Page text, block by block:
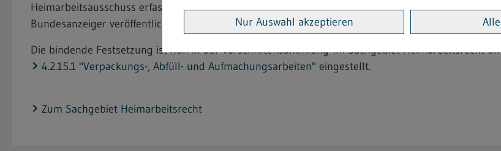
Heimarbeitsausschuss erfasst werden, mit Verpackungs-, Abfüll-, Aufmachungs- und sonstigen
Bundesanzeiger veröffentlicht und ist bereits am 01.01.2025 in Kraft getreten.
Die bindende Festsetzung ist nun in der Vorschriftensammlung im Sachgebiet Heimarbeitsrecht
4.2.15.1 "Verpackungs-, Abfüll- und Aufmachungsarbeiten" eingestellt.
Zum Sachgebiet Heimarbeitsrecht
Nur Auswahl akzeptieren